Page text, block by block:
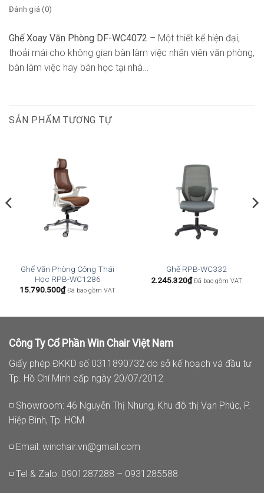
Đánh giá (0)
Ghế Xoay Văn Phòng DF-WC4072 – Một thiết kế hiện đại,
thoải mái cho không gian bàn làm việc nhân viên văn phòng,
bàn làm việc hay bàn học tại nhà…
SẢN PHẨM TƯƠNG TỰ
Ghế Văn Phòng Công Thái
Học RPB-WC1286
15.790.500₫ Đã bao gồm VAT
Ghế RPB-WC332
2.245.320₫ Đã bao gồm VAT
Công Ty Cổ Phần Win Chair Việt Nam
Giấy phép ĐKKD số 0311890732 do sở kế hoạch và đầu tư
Tp. Hồ Chí Minh cấp ngày 20/07/2012
◽ Showroom: 46 Nguyễn Thị Nhung, Khu đô thị Vạn Phúc, P.
Hiệp Bình, Tp. HCM
◽ Email: winchair.vn@gmail.com
◽ Tel & Zalo: 0901287288 – 0931285588